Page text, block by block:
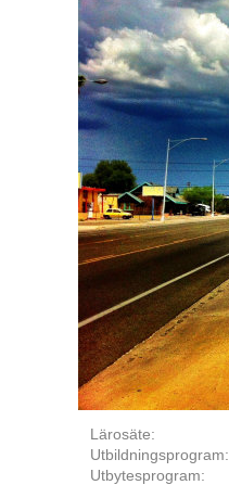
Lärosäte:
Utbildningsprogram:
Utbytesprogram: